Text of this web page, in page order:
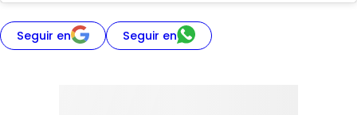
Seguir en Seguir en